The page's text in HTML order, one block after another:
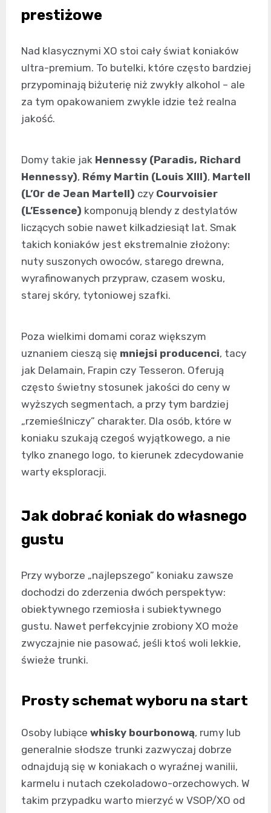
prestiżowe
Nad klasycznymi XO stoi cały świat koniaków
ultra-premium. To butelki, które często bardziej
przypominają biżuterię niż zwykły alkohol – ale
za tym opakowaniem zwykle idzie też realna
jakość.
Domy takie jak Hennessy (Paradis, Richard
Hennessy), Rémy Martin (Louis XIII), Martell
(L’Or de Jean Martell) czy Courvoisier
(L’Essence) komponują blendy z destylatów
liczących sobie nawet kilkadziesiąt lat. Smak
takich koniaków jest ekstremalnie złożony:
nuty suszonych owoców, starego drewna,
wyrafinowanych przypraw, czasem wosku,
starej skóry, tytoniowej szafki.
Poza wielkimi domami coraz większym
uznaniem cieszą się mniejsi producenci, tacy
jak Delamain, Frapin czy Tesseron. Oferują
często świetny stosunek jakości do ceny w
wyższych segmentach, a przy tym bardziej
„rzemieślniczy” charakter. Dla osób, które w
koniaku szukają czegoś wyjątkowego, a nie
tylko znanego logo, to kierunek zdecydowanie
warty eksploracji.
Jak dobrać koniak do własnego
gustu
Przy wyborze „najlepszego” koniaku zawsze
dochodzi do zderzenia dwóch perspektyw:
obiektywnego rzemiosła i subiektywnego
gustu. Nawet perfekcyjnie zrobiony XO może
zwyczajnie nie pasować, jeśli ktoś woli lekkie,
świeże trunki.
Prosty schemat wyboru na start
Osoby lubiące whisky bourbonową, rumy lub
generalnie słodsze trunki zazwyczaj dobrze
odnajdują się w koniakach o wyraźnej wanilii,
karmelu i nutach czekoladowo-orzechowych. W
takim przypadku warto mierzyć w VSOP/XO od